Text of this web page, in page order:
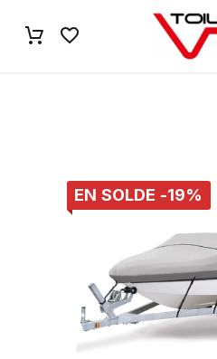
EN SOLDE -19%